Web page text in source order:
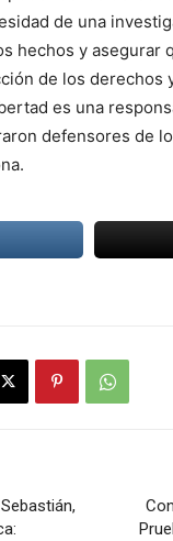
de una
hechos y asegurar
de los derechos
es una
defensores de